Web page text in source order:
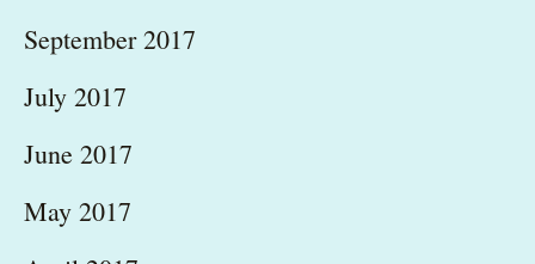
September 2017
July 2017
June 2017
May 2017